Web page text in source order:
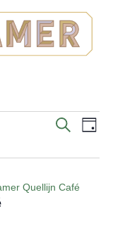
Zoeken
en
DAG
Quellijn Café